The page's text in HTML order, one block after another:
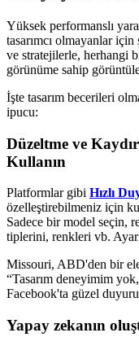
Yüksek performanslı
tasarımcı olmayanlar
ve stratejilerle, herhangi
görünüme sahip
İşte tasarım becerileri
ipucu:
Düzeltme ve
Kullanın
Platformlar gibi Hızlı
özelleştirebilmeniz için
Sadece bir model seçin,
tiplerini, renkleri vb.
Missouri, ABD'den bir
“Tasarım deneyimim
Facebook'ta güzel
Yapay zekanın